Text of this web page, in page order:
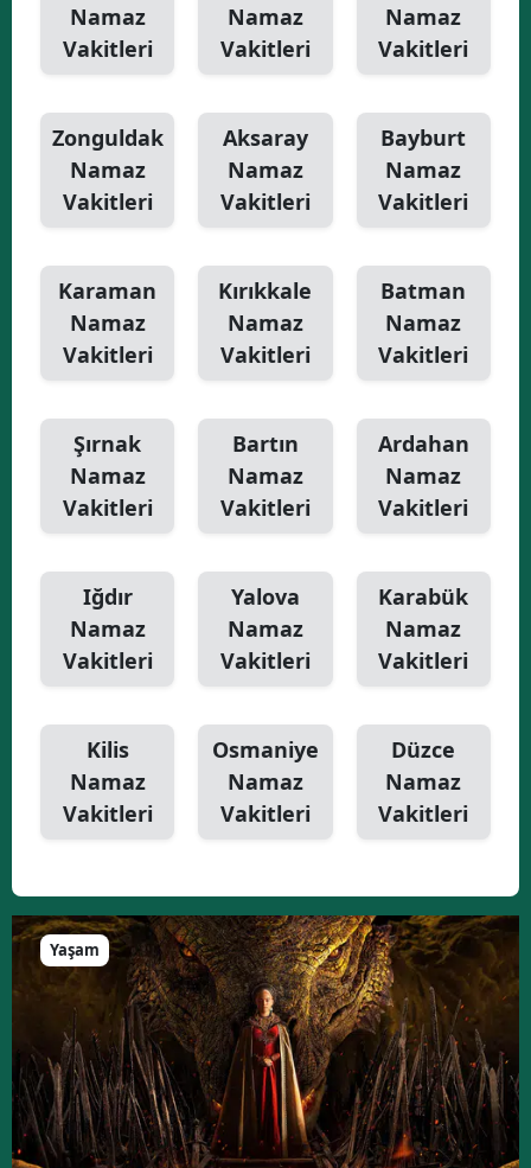
Namaz
Vakitleri
Namaz
Vakitleri
Namaz
Vakitleri
Zonguldak
Namaz
Vakitleri
Aksaray
Namaz
Vakitleri
Bayburt
Namaz
Vakitleri
Karaman
Namaz
Vakitleri
Kırıkkale
Namaz
Vakitleri
Batman
Namaz
Vakitleri
Şırnak
Namaz
Vakitleri
Bartın
Namaz
Vakitleri
Ardahan
Namaz
Vakitleri
Iğdır
Namaz
Vakitleri
Yalova
Namaz
Vakitleri
Karabük
Namaz
Vakitleri
Kilis
Namaz
Vakitleri
Osmaniye
Namaz
Vakitleri
Düzce
Namaz
Vakitleri
Yaşam